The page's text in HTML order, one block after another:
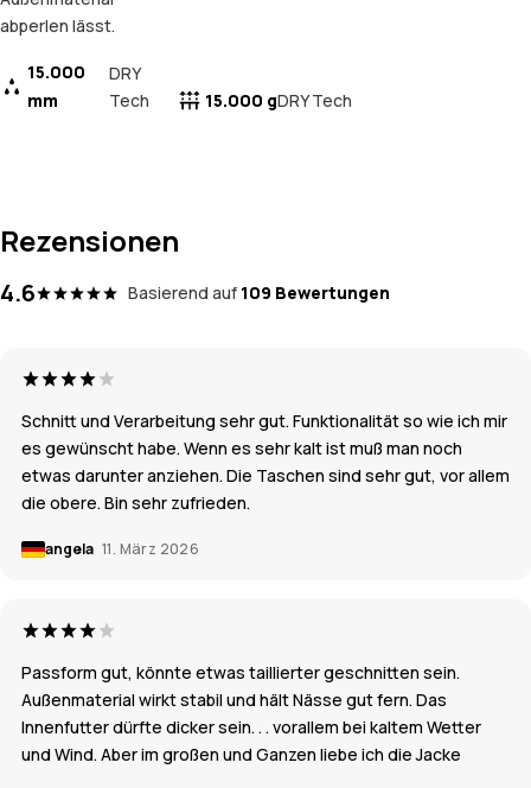
abperlen lässt.
15.000
mm
DRY
Tech
15.000 gDRY Tech
Rezensionen
4.6 Basierend auf 109 Bewertungen
Schnitt und Verarbeitung sehr gut. Funktionalität so wie ich mir
es gewünscht habe. Wenn es sehr kalt ist muß man noch
etwas darunter anziehen. Die Taschen sind sehr gut, vor allem
die obere. Bin sehr zufrieden.
angela 11. März 2026
Passform gut, könnte etwas taillierter geschnitten sein.
Außenmaterial wirkt stabil und hält Nässe gut fern. Das
Innenfutter dürfte dicker sein. . . vorallem bei kaltem Wetter
und Wind. Aber im großen und Ganzen liebe ich die Jacke